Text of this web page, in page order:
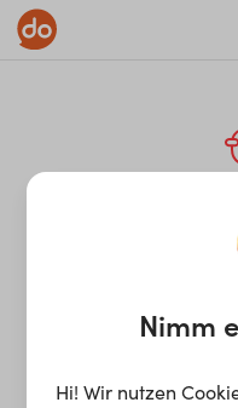
¡Ay,
Nimm
Hi! Wir nutzen